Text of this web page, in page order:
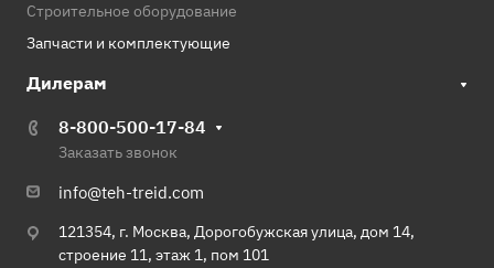
Строительное оборудование
Запчасти и комплектующие
Дилерам
8-800-500-17-84
Заказать звонок
info@teh-treid.com
121354, г. Москва, Дорогобужская улица, дом 14,
строение 11, этаж 1, пом 101